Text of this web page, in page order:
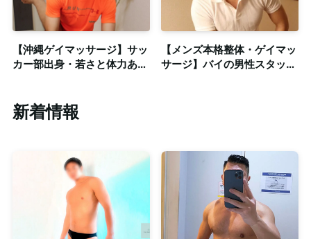
【沖縄ゲイマッサージ】サッ
カー部出身・若さと体力あり
【メンズ本格整体・ゲイマッ
サージ】バイの男性スタッフ
新着情報